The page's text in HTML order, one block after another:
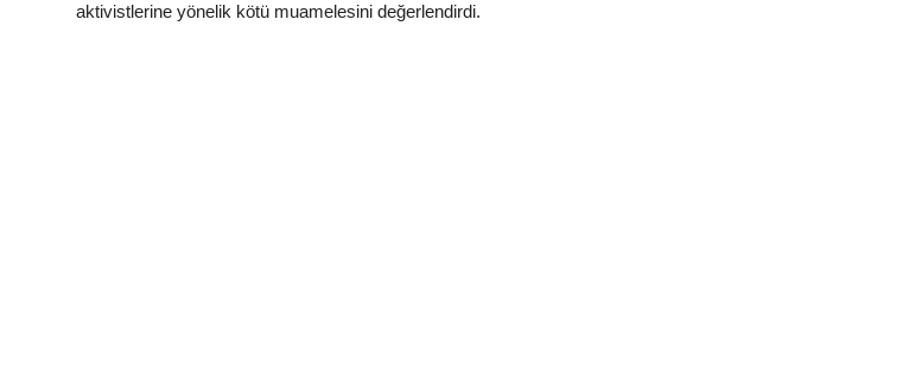
aktivistlerine yönelik kötü muamelesini değerlendirdi.